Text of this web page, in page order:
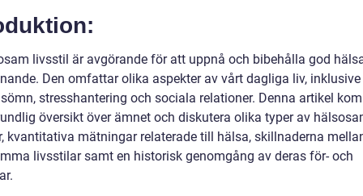
livsstil är avgörande för att uppnå och bibehålla god
Den omfattar olika aspekter av vårt dagliga liv, inklusive
stresshantering och sociala relationer. Denna artikel
översikt över ämnet och diskutera olika typer av
kvantitativa mätningar relaterade till hälsa, skillnaderna
livsstilar samt en historisk genomgång av deras för- och